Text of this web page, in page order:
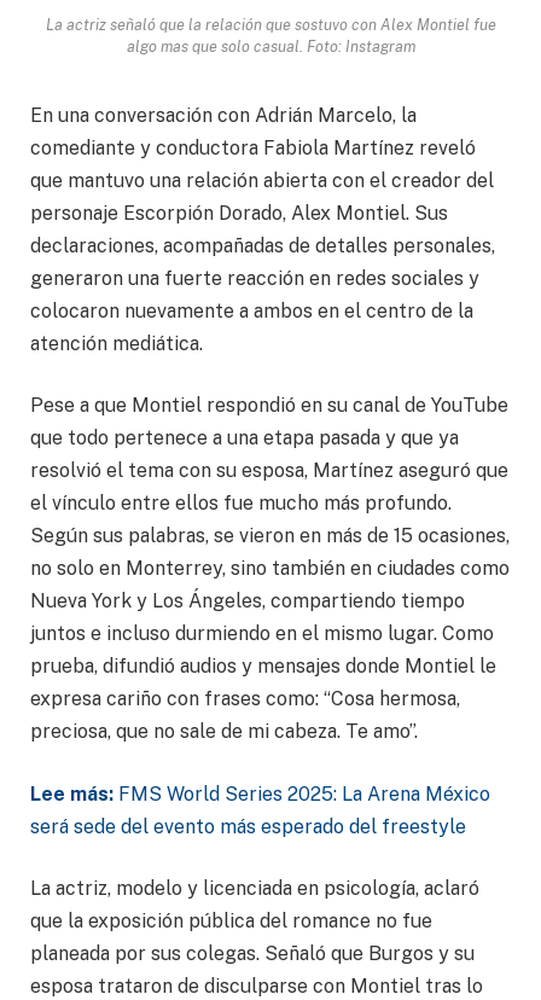
La actriz señaló que la relación que sostuvo con Alex Montiel fue
algo mas que solo casual. Foto: Instagram
En una conversación con Adrián Marcelo, la
comediante y conductora Fabiola Martínez reveló
que mantuvo una relación abierta con el creador del
personaje Escorpión Dorado, Alex Montiel. Sus
declaraciones, acompañadas de detalles personales,
generaron una fuerte reacción en redes sociales y
colocaron nuevamente a ambos en el centro de la
atención mediática.
Pese a que Montiel respondió en su canal de YouTube
que todo pertenece a una etapa pasada y que ya
resolvió el tema con su esposa, Martínez aseguró que
el vínculo entre ellos fue mucho más profundo.
Según sus palabras, se vieron en más de 15 ocasiones,
no solo en Monterrey, sino también en ciudades como
Nueva York y Los Ángeles, compartiendo tiempo
juntos e incluso durmiendo en el mismo lugar. Como
prueba, difundió audios y mensajes donde Montiel le
expresa cariño con frases como: “Cosa hermosa,
preciosa, que no sale de mi cabeza. Te amo”.
Lee más: FMS World Series 2025: La Arena México
será sede del evento más esperado del freestyle
La actriz, modelo y licenciada en psicología, aclaró
que la exposición pública del romance no fue
planeada por sus colegas. Señaló que Burgos y su
esposa trataron de disculparse con Montiel tras lo